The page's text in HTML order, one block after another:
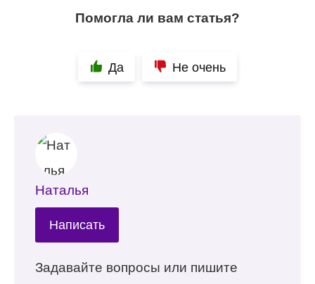
Помогла ли вам статья?
Да Не очень
Наталья
Написать
Задавайте вопросы или пишите